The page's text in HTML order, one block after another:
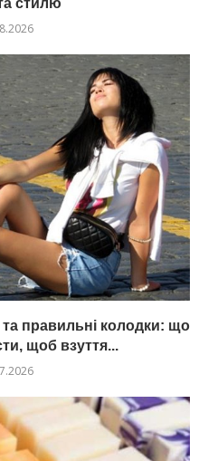
стилю
правильні колодки: що
щоб взуття...